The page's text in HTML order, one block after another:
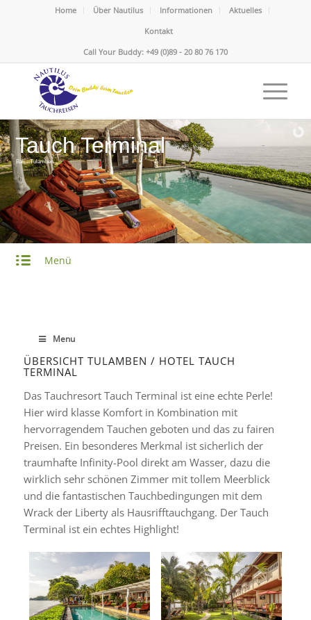
Home Über Nautilus Informationen
Aktuelles
Kontakt
Call Your Buddy: +49 (0)89 - 20 80 76 170
Tauch Terminal
Bali - Tulamben
Menü
Menu
ÜBERSICHT TULAMBEN / HOTEL TAUCH
TERMINAL
Das Tauchresort Tauch Terminal ist eine echte Perle!
Hier wird klasse Komfort in Kombination mit
hervorragendem Tauchen geboten und das zu fairen
Preisen. Ein besonderes Merkmal ist sicherlich der
traumhafte Infinity-Pool direkt am Wasser, dazu die
wirklich sehr schönen Zimmer mit tollem Meerblick
und die fantastischen Tauchbedingungen mit dem
Wrack der Liberty als Hausrifftauchgang. Der Tauch
Terminal ist ein echtes Highlight!